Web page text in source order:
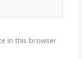
in this browser